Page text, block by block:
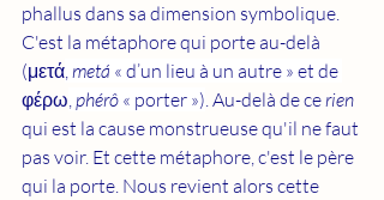
phallus dans sa dimension symbolique.
C'est la métaphore qui porte au-delà
(μετά, metá « d’un lieu à un autre » et de
φέρω, phérô « porter »). Au-delà de ce rien
qui est la cause monstrueuse qu'il ne faut
pas voir. Et cette métaphore, c'est le père
qui la porte. Nous revient alors cette